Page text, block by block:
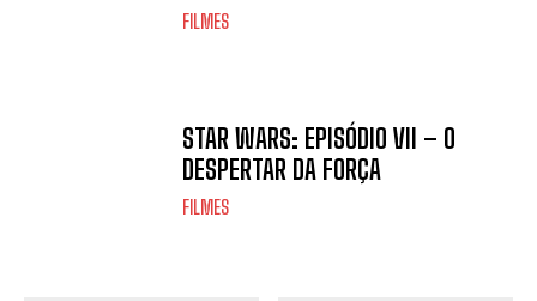
FILMES
STAR WARS: EPISÓDIO VII – O
DESPERTAR DA FORÇA
FILMES